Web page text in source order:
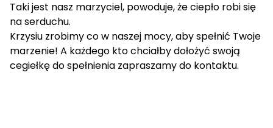
Taki jest nasz marzyciel, powoduje, że ciepło robi się
na serduchu.
Krzysiu zrobimy co w naszej mocy, aby spełnić Twoje
marzenie! A każdego kto chciałby dołożyć swoją
cegiełkę do spełnienia zapraszamy do kontaktu.